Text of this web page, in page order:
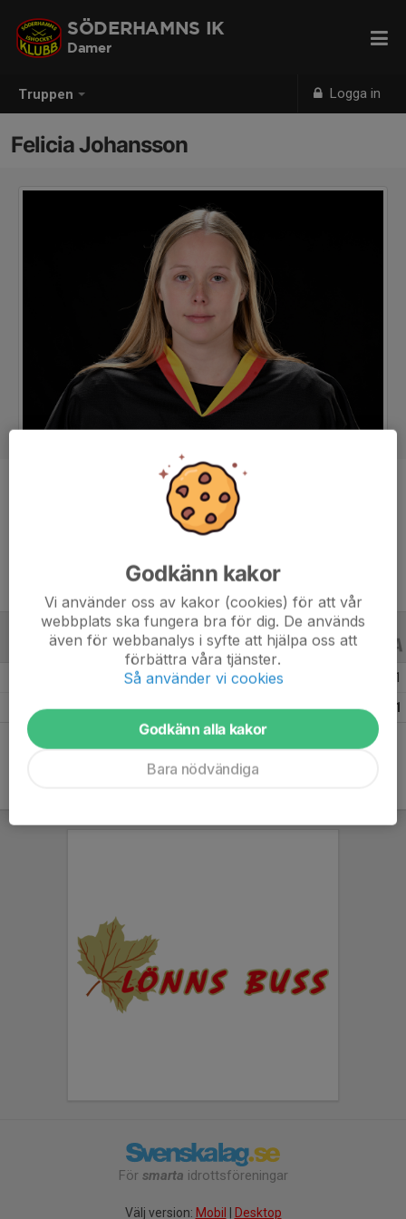
Truppen Logga in
SÖDERHAMNS IK
Damer
Felicia Johansson
19 år
ALLA SERIER ALLA ÅR
1
Totalt 18 3 1
För smarta idrottsföreningar
Välj version: Mobil Desktop
Godkänn kakor
Vi använder oss av kakor (cookies) för att vår
webbplats ska fungera bra för dig. De används
även för webbanalys i syfte att hjälpa oss att
förbättra våra tjänster.
Så använder vi cookies
Godkänn alla kakor
Bara nödvändiga